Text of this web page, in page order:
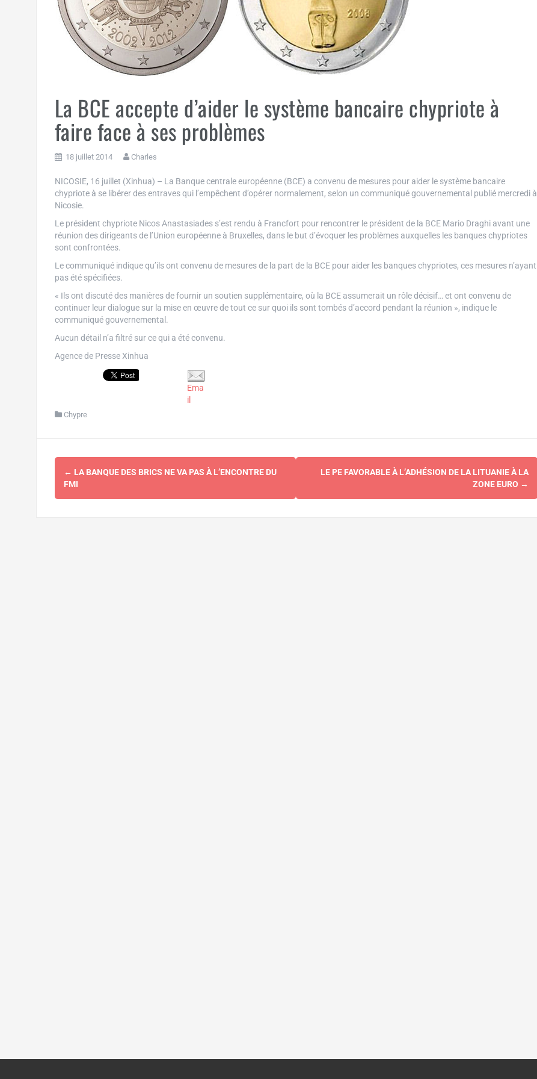
La BCE accepte d’aider le système bancaire chypriote à
faire face à ses problèmes
18 juillet 2014 Charles
NICOSIE, 16 juillet (Xinhua) – La Banque centrale européenne (BCE) a convenu de mesures pour aider le système bancaire
chypriote à se libérer des entraves qui l’empêchent d’opérer normalement, selon un communiqué gouvernemental publié mercredi à
Nicosie.
Le président chypriote Nicos Anastasiades s’est rendu à Francfort pour rencontrer le président de la BCE Mario Draghi avant une
réunion des dirigeants de l’Union européenne à Bruxelles, dans le but d’évoquer les problèmes auxquelles les banques chypriotes
sont confrontées.
Le communiqué indique qu’ils ont convenu de mesures de la part de la BCE pour aider les banques chypriotes, ces mesures n’ayant
pas été spécifiées.
« Ils ont discuté des manières de fournir un soutien supplémentaire, où la BCE assumerait un rôle décisif… et ont convenu de
continuer leur dialogue sur la mise en œuvre de tout ce sur quoi ils sont tombés d’accord pendant la réunion », indique le
communiqué gouvernemental.
Aucun détail n’a filtré sur ce qui a été convenu.
Agence de Presse Xinhua
Ema
il
Chypre
Navigation
d'article
← LA BANQUE DES BRICS NE VA PAS À L’ENCONTRE DU
FMI
LE PE FAVORABLE À L’ADHÉSION DE LA LITUANIE À LA
ZONE EURO →